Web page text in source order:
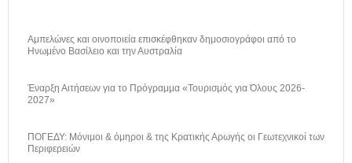
Αμπελώνες και οινοποιεία επισκέφθηκαν δημοσιογράφοι από το
Ηνωμένο Βασίλειο και την Αυστραλία
Έναρξη Αιτήσεων για το Πρόγραμμα «Τουρισμός για Όλους 2026-
2027»
ΠΟΓΕΔΥ: Μόνιμοι & όμηροι & της Κρατικής Αρωγής οι Γεωτεχνικοί των
Περιφερειών